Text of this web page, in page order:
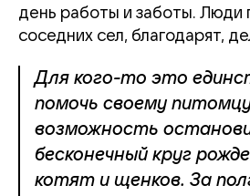
день работы и заботы. Люди
соседних сел, благодарят,
Для кого-то это
помочь своему
возможность
бесконечный круг
котят и щенков. За